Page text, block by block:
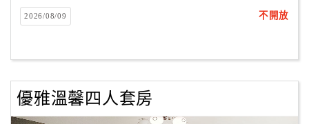
戶
客
服
聯
2026/08/09 不開放
優雅溫馨四人套房